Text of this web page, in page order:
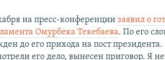
на пресс-конференциизаявил о
Омурбека Текебаева. По его
до его прихода на пост президента.
его дело, вынесен приговор. Я